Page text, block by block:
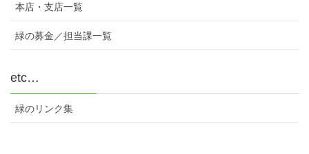
本店・支店一覧
緑の募金／担当課一覧
etc…
緑のリンク集